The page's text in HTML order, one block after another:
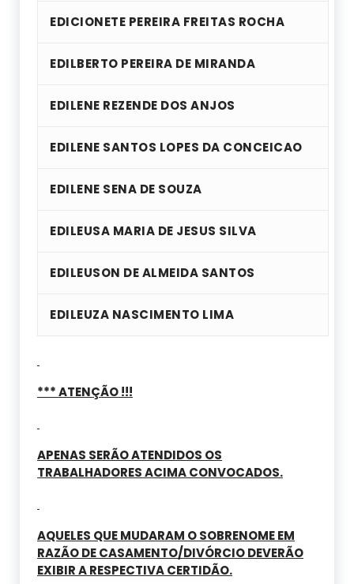
EDICIONETE PEREIRA FREITAS ROCHA
EDILBERTO PEREIRA DE MIRANDA
EDILENE REZENDE DOS ANJOS
EDILENE SANTOS LOPES DA CONCEICAO
EDILENE SENA DE SOUZA
EDILEUSA MARIA DE JESUS SILVA
EDILEUSON DE ALMEIDA SANTOS
EDILEUZA NASCIMENTO LIMA
*** ATENÇÃO !!!
APENAS SERÃO ATENDIDOS OS
TRABALHADORES ACIMA CONVOCADOS.
AQUELES QUE MUDARAM O SOBRENOME EM
RAZÃO DE CASAMENTO/DIVÓRCIO DEVERÃO
EXIBIR A RESPECTIVA CERTIDÃO.